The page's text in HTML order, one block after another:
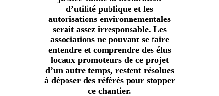
d’utilité publique et les
autorisations environnementales
serait assez irresponsable. Les
associations ne pouvant se faire
entendre et comprendre des élus
locaux promoteurs de ce projet
d’un autre temps, restent résolues
à déposer des référés pour stopper
ce chantier.